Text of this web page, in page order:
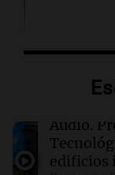
Boca
16:06 Mundo
Crisis
israelíes
salud
Audio.
edificios